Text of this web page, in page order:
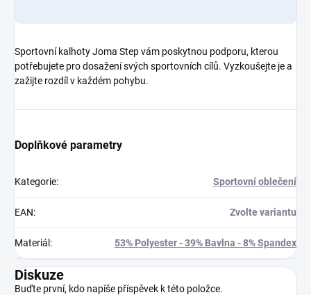
Sportovní kalhoty Joma Step vám poskytnou podporu, kterou
potřebujete pro dosažení svých sportovních cílů. Vyzkoušejte je a
zažijte rozdíl v každém pohybu.
Doplňkové parametry
Kategorie: Sportovní oblečení
EAN: Zvolte variantu
Materiál : 53% Polyester - 39% Bavlna - 8% Spandex
Diskuze
Buďte první, kdo napíše příspěvek k této položce.